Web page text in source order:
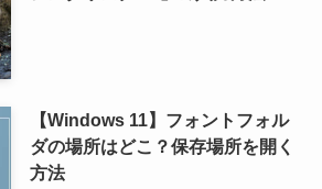
【Windows 11】フォントフォル
ダの場所はどこ？保存場所を開く
方法